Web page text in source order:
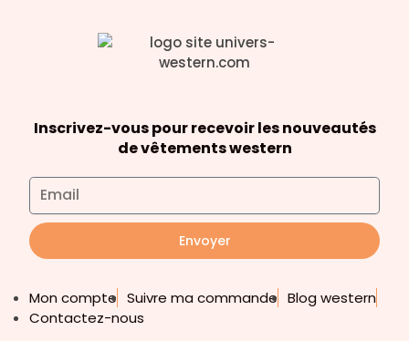
Inscrivez-vous pour recevoir les nouveautés
de vêtements western
Envoyer
Mon compte Suivre ma commande Blog western
Contactez-nous